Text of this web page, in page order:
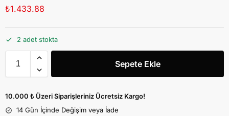
₺1.433.88
2 adet stokta
Sepete Ekle
10.000 ₺ Üzeri Siparişleriniz Ücretsiz Kargo!
14 Gün İçinde Değişim veya İade